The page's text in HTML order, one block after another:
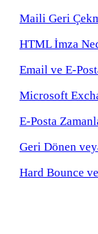
Maili Geri
HTML İmza
Email ve E-
Microsoft
E-Posta
Geri Dönen
Hard Bounce